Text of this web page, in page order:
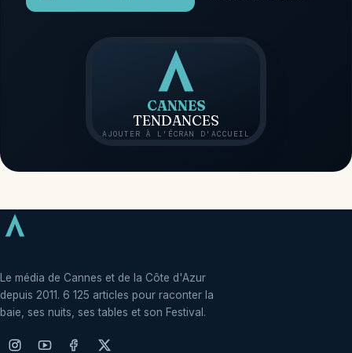
CANNES
TENDANCES
AJOUTER À L'ÉCRAN D'ACCUEIL
Le média de Cannes et de la Côte d'Azur
depuis 2011. 6 125 articles pour raconter la
baie, ses nuits, ses tables et son Festival.